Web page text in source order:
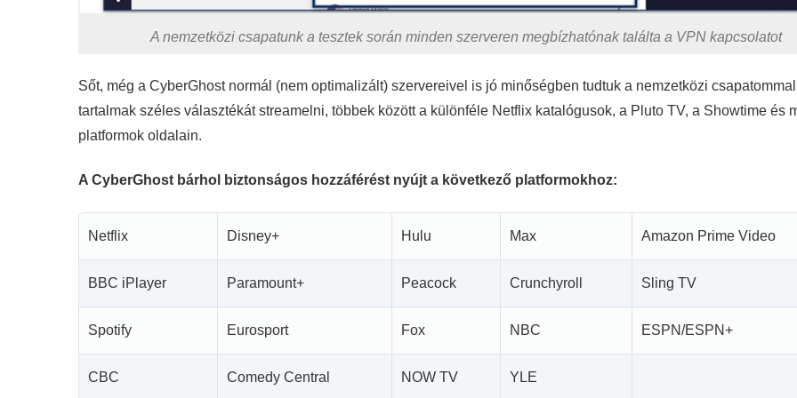
A nemzetközi csapatunk a tesztek során minden szerveren megbízhatónak találta a VPN kapcsolatot
Sőt, még a CyberGhost normál (nem optimalizált) szervereivel is jó minőségben tudtuk a nemzetközi
tartalmak széles választékát streamelni, többek között a különféle Netflix katalógusok, a Pluto TV, a Showtime és
platformok oldalain.
A CyberGhost bárhol biztonságos hozzáférést nyújt a következő platformokhoz:
Netflix Disney+ Hulu Max Amazon Prime Video
BBC iPlayer Paramount+ Peacock Crunchyroll Sling TV
Spotify Eurosport Fox NBC ESPN/ESPN+
CBC Comedy Central NOW TV YLE